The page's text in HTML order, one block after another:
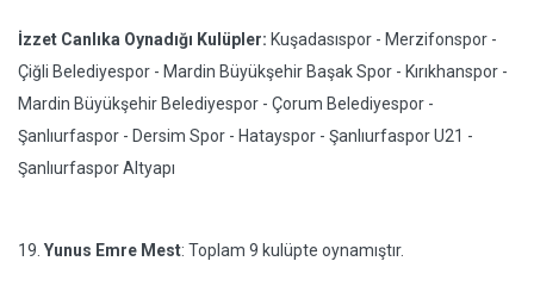
İzzet Canlıka Oynadığı Kulüpler: Kuşadasıspor - Merzifonspor -
Çiğli Belediyespor - Mardin Büyükşehir Başak Spor - Kırıkhanspor -
Mardin Büyükşehir Belediyespor - Çorum Belediyespor -
Şanlıurfaspor - Dersim Spor - Hatayspor - Şanlıurfaspor U21 -
Şanlıurfaspor Altyapı
19. Yunus Emre Mest: Toplam 9 kulüpte oynamıştır.